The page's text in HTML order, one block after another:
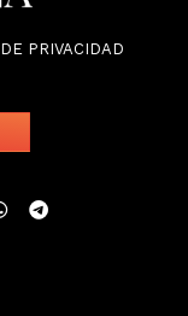
PRIVACIDAD